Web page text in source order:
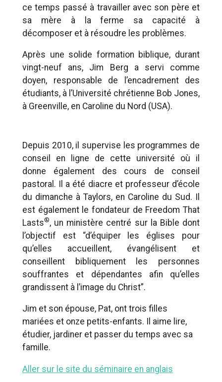
ce temps passé à travailler avec son père et
sa mère à la ferme sa capacité à
décomposer et à résoudre les problèmes.
Après une solide formation biblique, durant
vingt-neuf ans, Jim Berg a servi comme
doyen, responsable de l’encadrement des
étudiants, à l’Université chrétienne Bob Jones,
à Greenville, en Caroline du Nord (USA).
Depuis 2010, il supervise les programmes de
conseil en ligne de cette université où il
donne également des cours de conseil
pastoral. Il a été diacre et professeur d’école
du dimanche à Taylors, en Caroline du Sud. Il
est également le fondateur de Freedom That
Lasts®, un ministère centré sur la Bible dont
l’objectif est “d’équiper les églises pour
qu’elles accueillent, évangélisent et
conseillent bibliquement les personnes
souffrantes et dépendantes afin qu’elles
grandissent à l’image du Christ”.
Jim et son épouse, Pat, ont trois filles
mariées et onze petits-enfants. Il aime lire,
étudier, jardiner et passer du temps avec sa
famille.
Aller sur le site du séminaire en anglais